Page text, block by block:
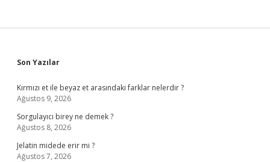
Sidebar
Son Yazılar
Kırmızı et ile beyaz et arasındaki farklar nelerdir ?
Ağustos 9, 2026
Sorgulayıcı birey ne demek ?
Ağustos 8, 2026
Jelatin midede erir mi ?
Ağustos 7, 2026